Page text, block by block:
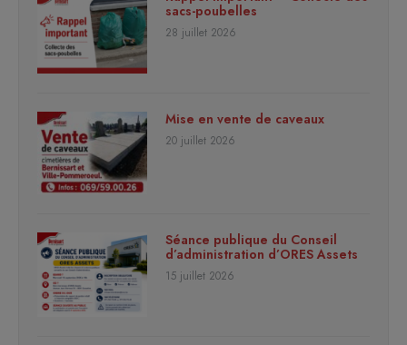
sacs-poubelles
28 juillet 2026
Mise en vente de caveaux
20 juillet 2026
Séance publique du Conseil
d’administration d’ORES Assets
15 juillet 2026